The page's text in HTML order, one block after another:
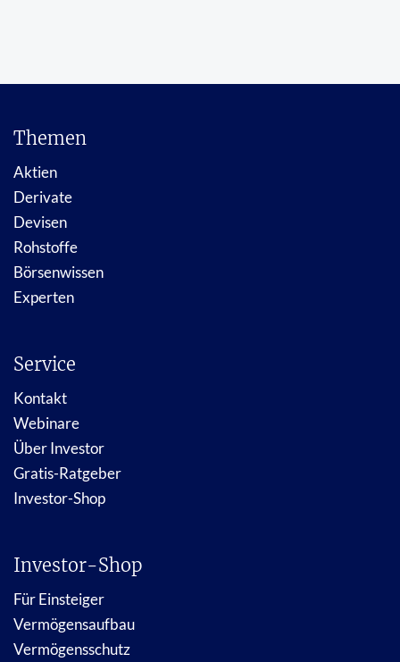
Themen
Aktien
Derivate
Devisen
Rohstoffe
Börsenwissen
Experten
Service
Kontakt
Webinare
Über Investor
Gratis-Ratgeber
Investor-Shop
Investor-Shop
Für Einsteiger
Vermögensaufbau
Vermögensschutz